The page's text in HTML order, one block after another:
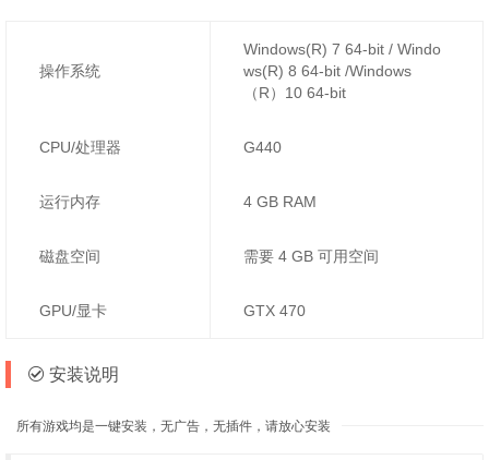
操作系统
Windows(R) 7 64-bit / Windo
ws(R) 8 64-bit /Windows
（R）10 64-bit
CPU/处理器 G440
运行内存 4 GB RAM
磁盘空间 需要 4 GB 可用空间
GPU/显卡 GTX 470
安装说明
所有游戏均是一键安装，无广告，无插件，请放心安装